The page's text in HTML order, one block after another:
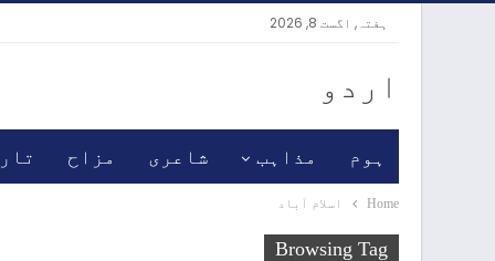
ہفتہ, اگست 8, 2026
اردو
ہوم مذاہب شاعری مزاح
Home اسلام آباد
Browsing Tag